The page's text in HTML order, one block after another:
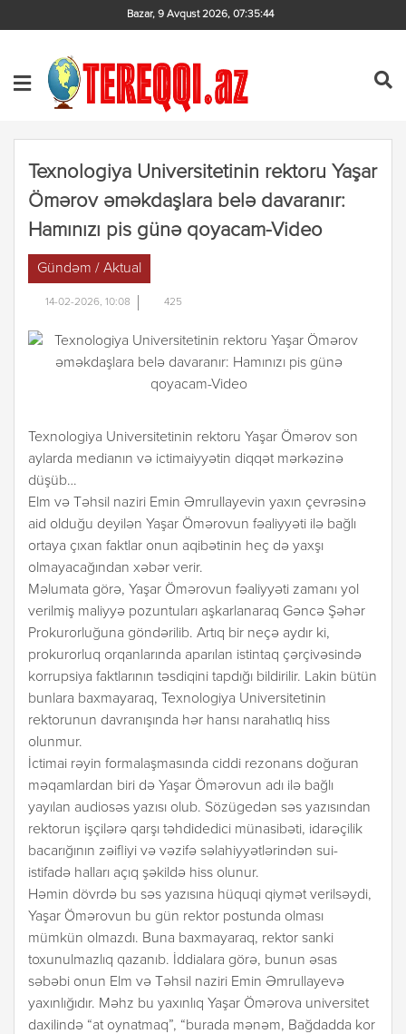
Bazar, 9 Avqust 2026, 07:35:44
Texnologiya Universitetinin rektoru Yaşar
Ömərov əməkdaşlara belə davaranır:
Hamınızı pis günə qoyacam-Video
Gündəm / Aktual
14-02-2026, 10:08 425
Texnologiya Universitetinin rektoru Yaşar Ömərov son
aylarda medianın və ictimaiyyətin diqqət mərkəzinə
düşüb…
Elm və Təhsil naziri Emin Əmrullayevin yaxın çevrəsinə
aid olduğu deyilən Yaşar Ömərovun fəaliyyəti ilə bağlı
ortaya çıxan faktlar onun aqibətinin heç də yaxşı
olmayacağından xəbər verir.
Məlumata görə, Yaşar Ömərovun fəaliyyəti zamanı yol
verilmiş maliyyə pozuntuları aşkarlanaraq Gəncə Şəhər
Prokurorluğuna göndərilib. Artıq bir neçə aydır ki,
prokurorluq orqanlarında aparılan istintaq çərçivəsində
korrupsiya faktlarının təsdiqini tapdığı bildirilir. Lakin bütün
bunlara baxmayaraq, Texnologiya Universitetinin
rektorunun davranışında hər hansı narahatlıq hiss
olunmur.
İctimai rəyin formalaşmasında ciddi rezonans doğuran
məqamlardan biri də Yaşar Ömərovun adı ilə bağlı
yayılan audiosəs yazısı olub. Sözügedən səs yazısından
rektorun işçilərə qarşı təhdidedici münasibəti, idarəçilik
bacarığının zəifliyi və vəzifə səlahiyyətlərindən sui-
istifadə halları açıq şəkildə hiss olunur.
Həmin dövrdə bu səs yazısına hüquqi qiymət verilsəydi,
Yaşar Ömərovun bu gün rektor postunda olması
mümkün olmazdı. Buna baxmayaraq, rektor sanki
toxunulmazlıq qazanıb. İddialara görə, bunun əsas
səbəbi onun Elm və Təhsil naziri Emin Əmrullayevə
yaxınlığıdır. Məhz bu yaxınlıq Yaşar Ömərova universitet
daxilində “at oynatmaq”, “burada mənəm, Bağdadda kor